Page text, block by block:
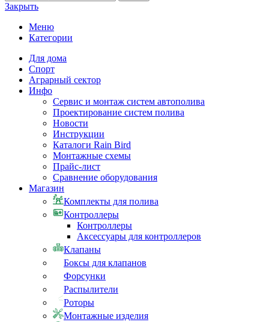
Закрыть
Меню
Категории
Для дома
Спорт
Аграрный сектор
Инфо
Сервис и монтаж систем автополива
Проектирование систем полива
Новости
Инструкции
Каталоги Rain Bird
Монтажные схемы
Прайс-лист
Сравнение оборудования
Магазин
Комплекты для полива
Контроллеры
Контроллеры
Аксессуары для контроллеров
Клапаны
Боксы для клапанов
Форсунки
Распылители
Роторы
Монтажные изделия